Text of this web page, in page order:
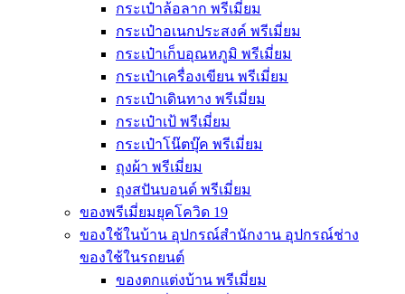
กระเป๋าล้อลาก พรีเมี่ยม
กระเป๋าอเนกประสงค์ พรีเมี่ยม
กระเป๋าเก็บอุณหภูมิ พรีเมี่ยม
กระเป๋าเครื่องเขียน พรีเมี่ยม
กระเป๋าเดินทาง พรีเมี่ยม
กระเป๋าเป้ พรีเมี่ยม
กระเป๋าโน๊ตบุ๊ค พรีเมี่ยม
ถุงผ้า พรีเมี่ยม
ถุงสปันบอนด์ พรีเมี่ยม
ของพรีเมี่ยมยุคโควิด 19
ของใช้ในบ้าน อุปกรณ์สำนักงาน อุปกรณ์ช่าง
ของใช้ในรถยนต์
ของตกแต่งบ้าน พรีเมี่ยม